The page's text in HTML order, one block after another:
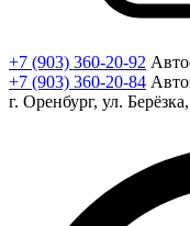
+7 (903) 360-20-92
+7 (903) 360-20-84
г. Оренбург, ул.